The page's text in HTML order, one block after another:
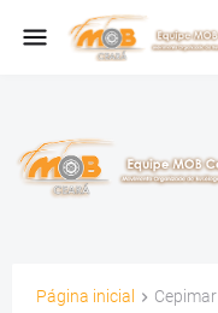
Página inicial Cepimar